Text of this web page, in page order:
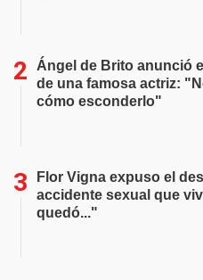
Ángel de Brito anunció
de una famosa actriz:
cómo esconderlo"
Flor Vigna expuso el
accidente sexual que
quedó..."